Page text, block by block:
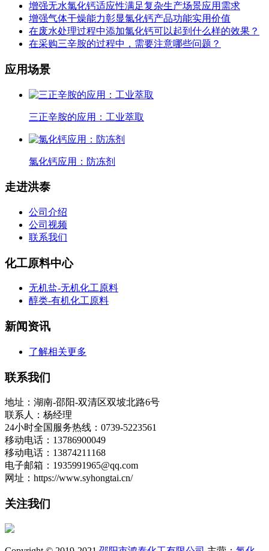
增强无水氯化钙适应性满足复杂生产场景应用需求
增强气体干燥能力彰显氯化钙产品功能实用价值
在废水处理过程中添加氯化钙可以起到什么样的效果？
在采购三辛胺的过程中，需要注意哪些问题？
应用场景
三正辛胺的应用：工业萃取
氯化钙应用：防冻剂
走进洪泰
公司介绍
公司视频
联系我们
化工原料中心
无机盐-无机化工原料
醇类-有机化工原料
新闻资讯
了解相关更多
联系我们
地址：湖南-邵阳-双清区双坡北路6号
联系人：杨经理
24小时全国服务热线：0739-5223561
移动电话：13786900049
移动电话：13874211168
电子邮箱：1935991965@qq.com
网址：https://www.syhongtai.cn/
关注我们